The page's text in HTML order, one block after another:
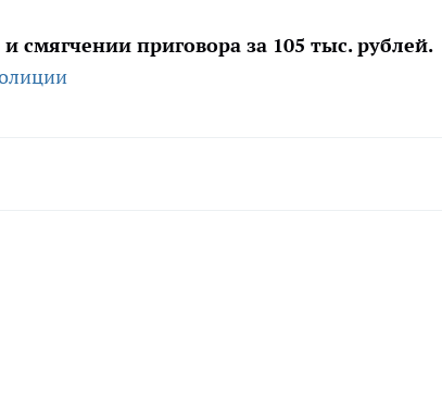
смягчении приговора за 105 тыс. рублей.